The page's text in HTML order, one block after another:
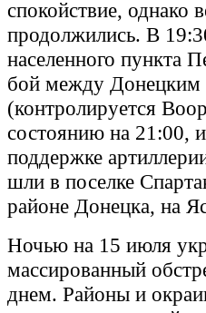
спокойствие, однако
продолжились. В
населенного пункта
бой между Донецким
(контролируется
состоянию на 21:00,
поддержке
шли в поселке
районе Донецка, на
Ночью на 15 июля
массированный
днем. Районы и